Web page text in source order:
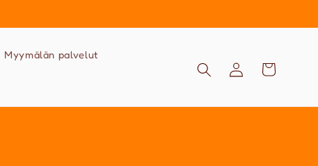
Myymälän palvelut
Kirjaudu
sisään
Ostoskori